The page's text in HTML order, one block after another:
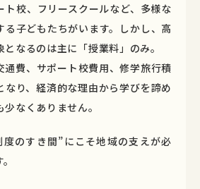
ト校、フリースクールなど、多様な
る子どもたちがいます。しかし、高
なるのは主に「授業料」のみ。
通費、サポート校費用、修学旅行積
なり、経済的な理由から学びを諦め
なくありません。
のすき間”にこそ地域の支えが必